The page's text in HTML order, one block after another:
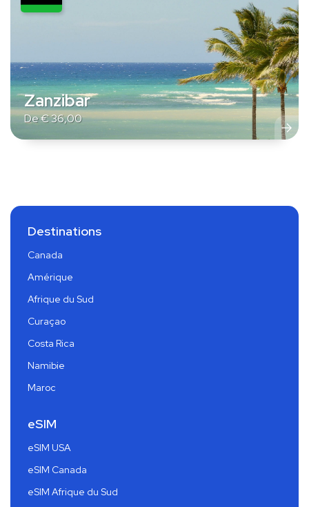
Zanzibar
De€36,00
Destinations
Canada
Amérique
Afrique du Sud
Curaçao
Costa Rica
Namibie
Maroc
eSIM
eSIM USA
eSIM Canada
eSIM Afrique du Sud